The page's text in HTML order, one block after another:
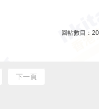
回帖數目： 20
下一頁